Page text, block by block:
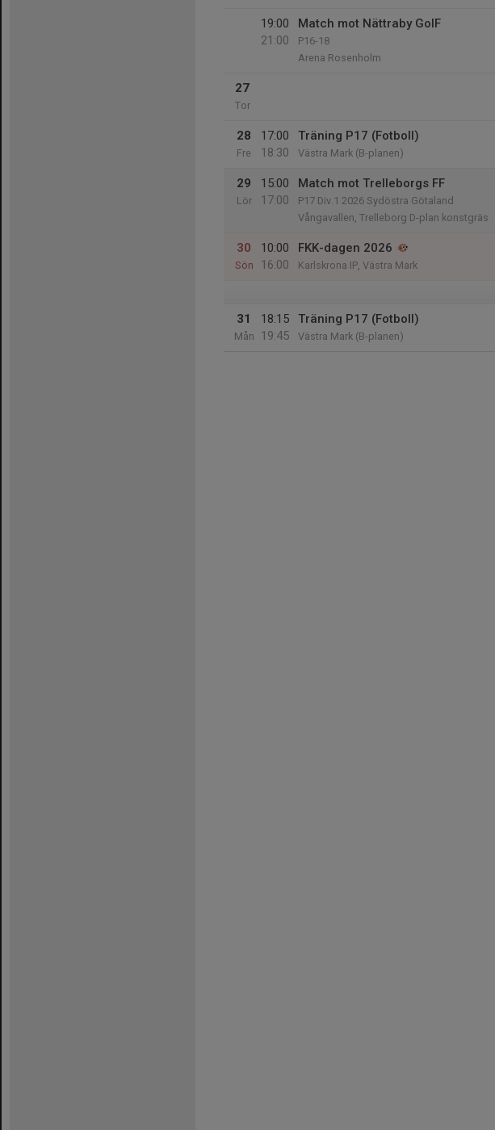
19:00
21:00
Match mot Nättraby GoIF
P16-18
Arena Rosenholm
27
Tor
28
Fre
17:00
18:30
Träning P17 (Fotboll)
Västra Mark (B-planen)
29
Lör
15:00
17:00
Match mot Trelleborgs FF
P17 Div.1 2026 Sydöstra Götaland
Vångavallen, Trelleborg D-plan konstgräs
30
Sön
10:00
16:00
FKK-dagen 2026
Karlskrona IP, Västra Mark
31
Mån
18:15
19:45
Träning P17 (Fotboll)
Västra Mark (B-planen)